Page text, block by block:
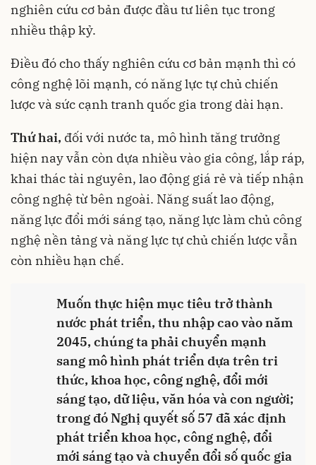
nghiên cứu cơ bản được đầu tư liên tục trong
nhiều thập kỷ.
Điều đó cho thấy nghiên cứu cơ bản mạnh thì có
công nghệ lõi mạnh, có năng lực tự chủ chiến
lược và sức cạnh tranh quốc gia trong dài hạn.
Thứ hai, đối với nước ta, mô hình tăng trưởng
hiện nay vẫn còn dựa nhiều vào gia công, lắp ráp,
khai thác tài nguyên, lao động giá rẻ và tiếp nhận
công nghệ từ bên ngoài. Năng suất lao động,
năng lực đổi mới sáng tạo, năng lực làm chủ công
nghệ nền tảng và năng lực tự chủ chiến lược vẫn
còn nhiều hạn chế.
Muốn thực hiện mục tiêu trở thành
nước phát triển, thu nhập cao vào năm
2045, chúng ta phải chuyển mạnh
sang mô hình phát triển dựa trên tri
thức, khoa học, công nghệ, đổi mới
sáng tạo, dữ liệu, văn hóa và con người;
trong đó Nghị quyết số 57 đã xác định
phát triển khoa học, công nghệ, đổi
mới sáng tạo và chuyển đổi số quốc gia